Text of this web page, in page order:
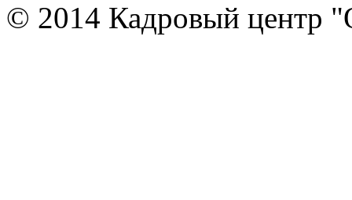
© 2014 Кадровый центр